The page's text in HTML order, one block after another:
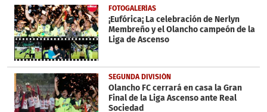
3
minutes,
8
seconds
FOTOGALERÍAS
¡Eufórica¡ La celebración de Nerlyn
Membreño y el Olancho campeón de la
Liga de Ascenso
SEGUNDA DIVISIÓN
Olancho FC cerrará en casa la Gran
Final de la Liga Ascenso ante Real
Sociedad